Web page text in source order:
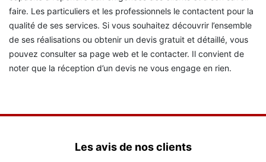
faire. Les particuliers et les professionnels le contactent pour la
qualité de ses services. Si vous souhaitez découvrir l’ensemble
de ses réalisations ou obtenir un devis gratuit et détaillé, vous
pouvez consulter sa page web et le contacter. Il convient de
noter que la réception d’un devis ne vous engage en rien.
Les avis de nos clients